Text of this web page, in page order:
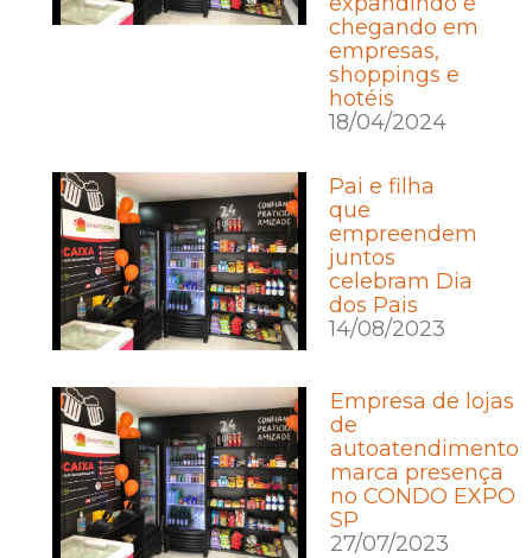
chegando em
empresas,
shoppings e
hotéis
18/04/2024
Pai e filha
que
empreendem
juntos
celebram Dia
dos Pais
14/08/2023
Empresa de lojas
de
autoatendimento
marca presença
no CONDO EXPO
SP
27/07/2023